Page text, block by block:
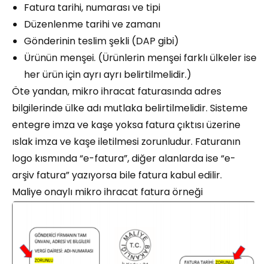
Fatura tarihi, numarası ve tipi
Düzenlenme tarihi ve zamanı
Gönderinin teslim şekli (DAP gibi)
Ürünün menşei. (Ürünlerin menşei farklı ülkeler ise
her ürün için ayrı ayrı belirtilmelidir.)
Öte yandan, mikro ihracat faturasında adres
bilgilerinde ülke adı mutlaka belirtilmelidir. Sisteme
entegre imza ve kaşe yoksa fatura çıktısı üzerine
ıslak imza ve kaşe iletilmesi zorunludur. Faturanın
logo kısmında “e-fatura”, diğer alanlarda ise “e-
arşiv fatura” yazıyorsa bile fatura kabul edilir.
Maliye onaylı mikro ihracat fatura örneği